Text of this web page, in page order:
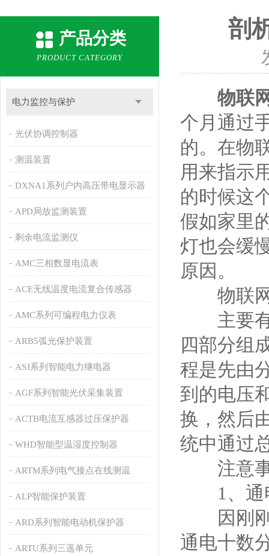
产品分类
PRODUCT CATEGORY
电力监控与保护
光伏协调控制器
测温装置
DXNA1系列户内高压带电显示器
APD局放监测装置
剩余电流监测仪
AMC三相数显电流表
ACE无线温度电流复合传感器
AMC系列可编程电力仪表
ARB5弧光保护装置
ASJ系列智能电力继电器
AGF系列智能光伏采集装置
ACTB电流互感器过压保护器
WHD智能型温湿度控制器
ARTM系列电气接点在线测温
ALP智能保护装置
ARD系列智能电动机保护器
ARTU系列三遥单元
剖
物联
个月通过
的。在物
用来指示
的时候这
假如家里
灯也会缓
原因。
物联网
主要有
四部分组
程是先由
到的电压
换，然后
统中通过
注意事
1、通
因刚刚
通电十数